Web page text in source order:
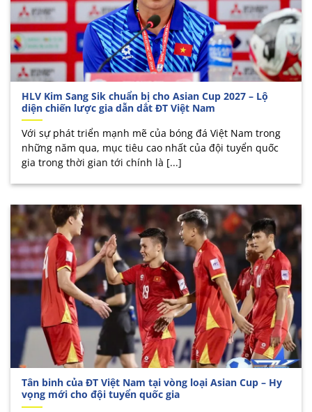
HLV Kim Sang Sik chuẩn bị cho Asian Cup 2027 – Lộ
diện chiến lược gia dẫn dắt ĐT Việt Nam
Với sự phát triển mạnh mẽ của bóng đá Việt Nam trong
những năm qua, mục tiêu cao nhất của đội tuyển quốc
gia trong thời gian tới chính là [...]
Tân binh của ĐT Việt Nam tại vòng loại Asian Cup – Hy
vọng mới cho đội tuyển quốc gia